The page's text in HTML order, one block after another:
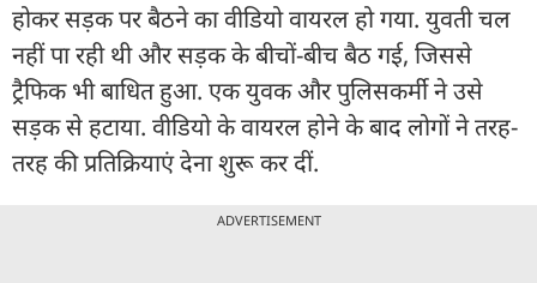
होकर सड़क पर बैठने का वीडियो वायरल हो गया. युवती चल
नहीं पा रही थी और सड़क के बीचों-बीच बैठ गई, जिससे
ट्रैफिक भी बाधित हुआ. एक युवक और पुलिसकर्मी ने उसे
सड़क से हटाया. वीडियो के वायरल होने के बाद लोगों ने तरह-
तरह की प्रतिक्रियाएं देना शुरू कर दीं.
ADVERTISEMENT